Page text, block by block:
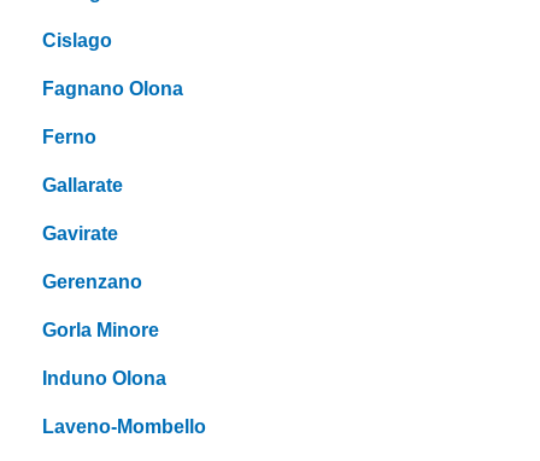
Cislago
Fagnano Olona
Ferno
Gallarate
Gavirate
Gerenzano
Gorla Minore
Induno Olona
Laveno-Mombello